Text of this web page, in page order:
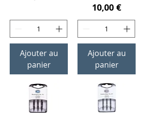
Ajouter au
panier
Prix
10,00 €
Ajouter au
panier